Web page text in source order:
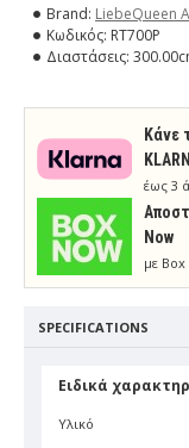
Brand: LiebeQueen
Κωδικός: RT700P
Διαστάσεις:
Κάνε
έως 3
Now
με
SPECIFICATIONS
Ειδικά
Υλικό